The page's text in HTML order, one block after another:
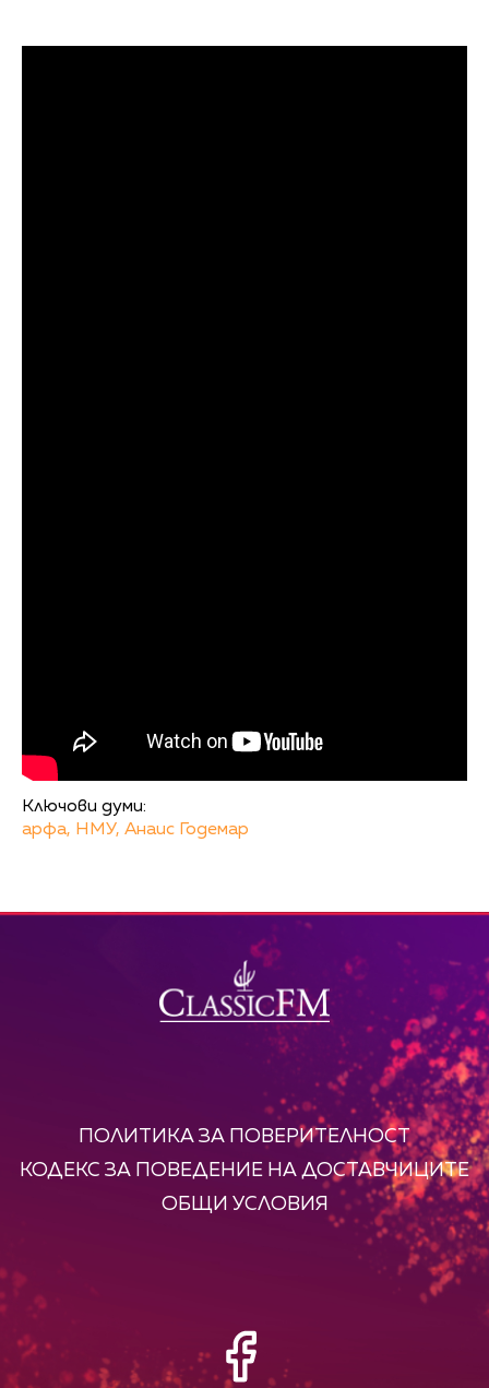
Ключови думи:
арфа, НМУ, Анаис Годемар
ПОЛИТИКА ЗА ПОВЕРИТЕЛНОСТ
КОДЕКС ЗА ПОВЕДЕНИЕ НА ДОСТАВЧИЦИТЕ
ОБЩИ УСЛОВИЯ